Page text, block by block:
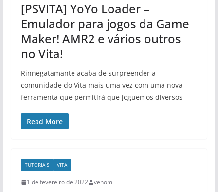
[PSVITA] YoYo Loader –
Emulador para jogos da Game
Maker! AMR2 e vários outros
no Vita!
Rinnegatamante acaba de surpreender a
comunidade do Vita mais uma vez com uma nova
ferramenta que permitirá que joguemos diversos
Read More
TUTORIAIS VITA
1 de fevereiro de 2022 venom